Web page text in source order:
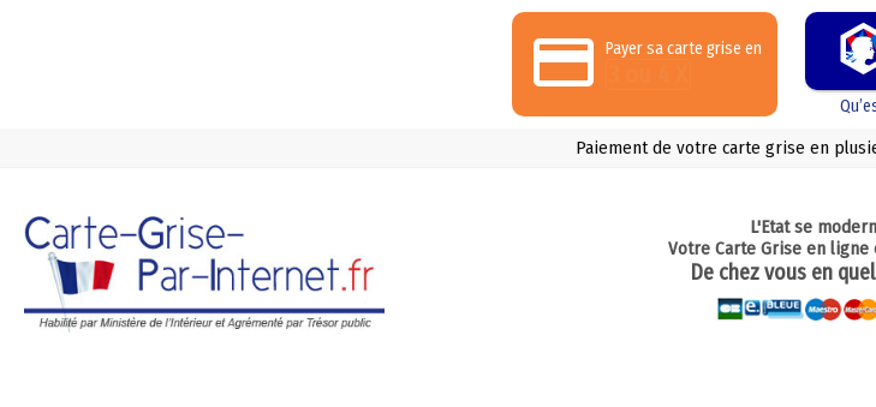
Payer sa carte grise en
Paiement de votre carte grise en
L'Etat se
Votre Carte Grise en ligne
De chez vous en